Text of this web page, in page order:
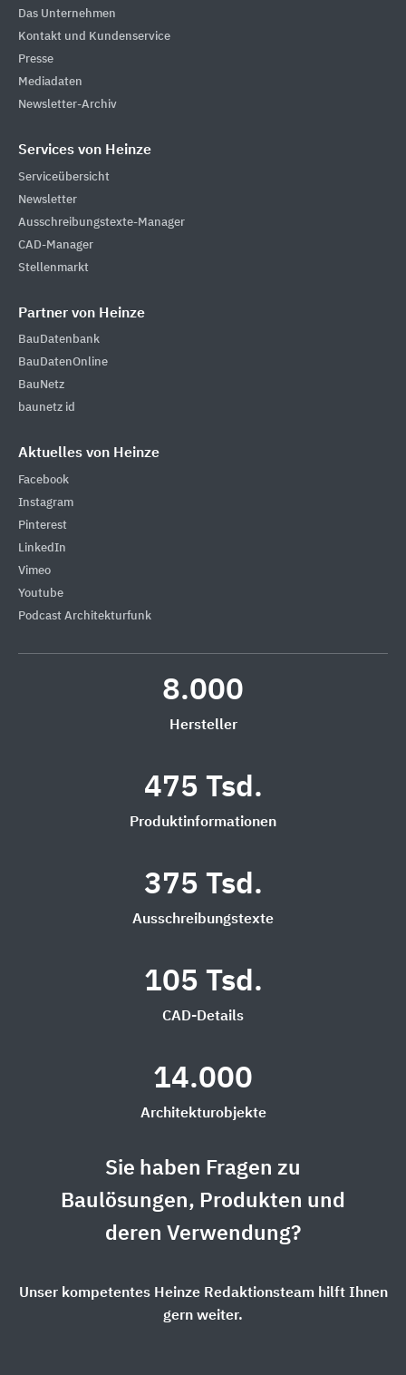
Das Unternehmen
Kontakt und Kundenservice
Presse
Mediadaten
Newsletter-Archiv
Services von Heinze
Serviceübersicht
Newsletter
Ausschreibungstexte-Manager
CAD-Manager
Stellenmarkt
Partner von Heinze
BauDatenbank
BauDatenOnline
BauNetz
baunetz id
Aktuelles von Heinze
Facebook
Instagram
Pinterest
LinkedIn
Vimeo
Youtube
Podcast Architekturfunk
8.000
Hersteller
475 Tsd.
Produktinformationen
375 Tsd.
Ausschreibungstexte
105 Tsd.
CAD-Details
14.000
Architekturobjekte
Sie haben Fragen zu
Baulösungen, Produkten und
deren Verwendung?
Unser kompetentes Heinze Redaktionsteam hilft Ihnen
gern weiter.